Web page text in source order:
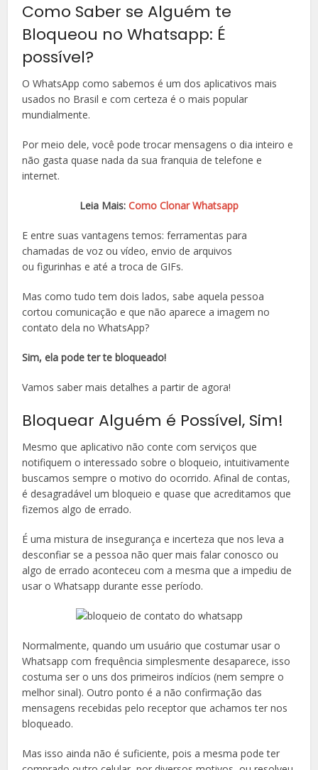
Como Saber se Alguém te
Bloqueou no Whatsapp: É
possível?
O WhatsApp como sabemos é um dos aplicativos mais
usados no Brasil e com certeza é o mais popular
mundialmente.
Por meio dele, você pode trocar mensagens o dia inteiro e
não gasta quase nada da sua franquia de telefone e
internet.
Leia Mais: Como Clonar Whatsapp
E entre suas vantagens temos: ferramentas para
chamadas de voz ou vídeo, envio de arquivos
ou figurinhas e até a troca de GIFs.
Mas como tudo tem dois lados, sabe aquela pessoa
cortou comunicação e que não aparece a imagem no
contato dela no WhatsApp?
Sim, ela pode ter te bloqueado!
Vamos saber mais detalhes a partir de agora!
Bloquear Alguém é Possível, Sim!
Mesmo que aplicativo não conte com serviços que
notifiquem o interessado sobre o bloqueio, intuitivamente
buscamos sempre o motivo do ocorrido. Afinal de contas,
é desagradável um bloqueio e quase que acreditamos que
fizemos algo de errado.
É uma mistura de insegurança e incerteza que nos leva a
desconfiar se a pessoa não quer mais falar conosco ou
algo de errado aconteceu com a mesma que a impediu de
usar o Whatsapp durante esse período.
Normalmente, quando um usuário que costumar usar o
Whatsapp com frequência simplesmente desaparece, isso
costuma ser o uns dos primeiros indícios (nem sempre o
melhor sinal). Outro ponto é a não confirmação das
mensagens recebidas pelo receptor que achamos ter nos
bloqueado.
Mas isso ainda não é suficiente, pois a mesma pode ter